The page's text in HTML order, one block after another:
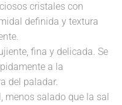
cristales con
definida y textura
fina y delicada. Se
a la
del paladar.
menos salado que la sal